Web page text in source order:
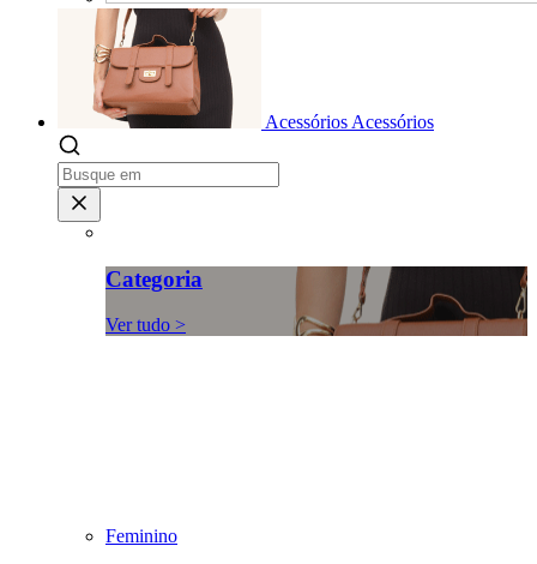
Acessórios Acessórios
Categoria
Ver tudo >
Feminino